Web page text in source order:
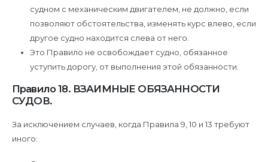
судном с механическим двигателем, не должно, если
позволяют обстоятельства, изменять курс влево, если
другое судно находится слева от него.
Это Правило не освобождает судно, обязанное
уступить дорогу, от выполнения этой обязанности.
Правило 18. ВЗАИМНЫЕ ОБЯЗАННОСТИ
СУДОВ.
За исключением случаев, когда Правила 9, 10 и 13 требуют
иного: